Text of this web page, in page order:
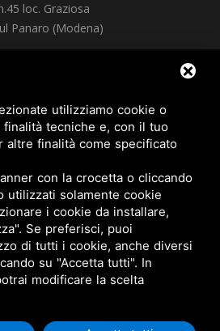
loc. Graziosa
Panaro (Modena)
utilizziamo cookie o
tecniche e, con il tuo
altre finalità come specificato
con la crocetta o cliccando
utilizzati solamente cookie
i cookie da installare,
Se preferisci, puoi
di tutti i cookie, anche diversi
su "Accetta tutti". In
modificare la scelta